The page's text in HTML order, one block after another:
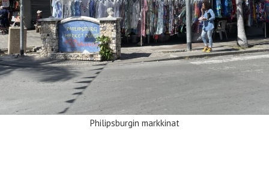
Philipsburgin markkinat